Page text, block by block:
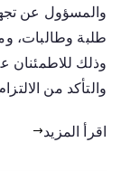
والمسؤول عن
طلبة وطالبات،
وذلك للاطمئنان
والتأكد من
اقرأ المزيد